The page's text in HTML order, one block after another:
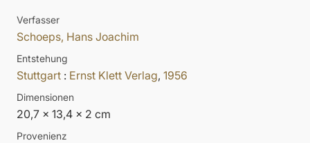
Verfasser
Schoeps, Hans Joachim
Entstehung
Stuttgart : Ernst Klett Verlag, 1956
Dimensionen
20,7 x 13,4 x 2 cm
Provenienz